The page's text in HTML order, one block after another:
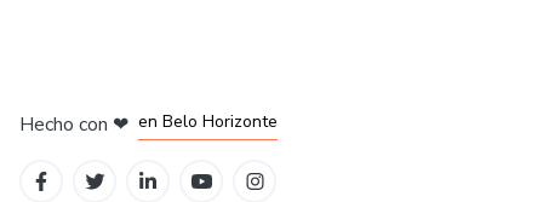
Hecho con ❤ en Belo Horizonte